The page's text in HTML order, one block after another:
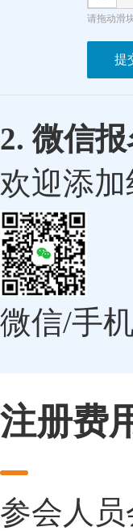
请拖动滑
提
2. 微信报
欢迎添
微信/手
注册费
参会人